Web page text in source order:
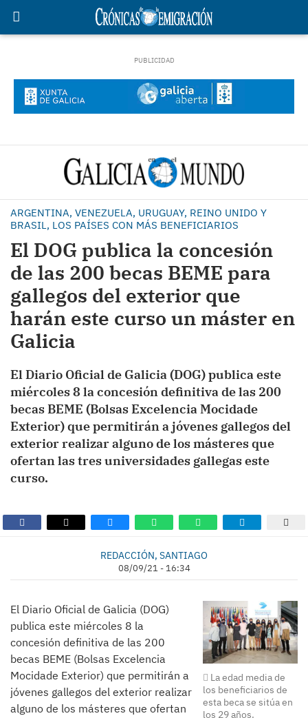
ARGENTINA, VENEZUELA, URUGUAY, REINO UNIDO Y
BRASIL, LOS PAÍSES CON MÁS BENEFICIARIOS
El DOG publica la concesión
de las 200 becas BEME para
gallegos del exterior que
harán este curso un máster en
Galicia
El Diario Oficial de Galicia (DOG) publica este
miércoles 8 la concesión definitiva de las 200
becas BEME (Bolsas Excelencia Mocidade
Exterior) que permitirán a jóvenes gallegos del
exterior realizar alguno de los másteres que
ofertan las tres universidades gallegas este
curso.
REDACCIÓN, SANTIAGO
08/09/21 - 16:34
La edad media de
los beneficiarios de
esta beca se sitúa en
los 29 años.
El Diario Oficial de Galicia (DOG)
publica este miércoles 8 la
concesión definitiva de las 200
becas BEME (Bolsas Excelencia
Mocidade Exterior) que permitirán a
jóvenes gallegos del exterior realizar
alguno de los másteres que ofertan